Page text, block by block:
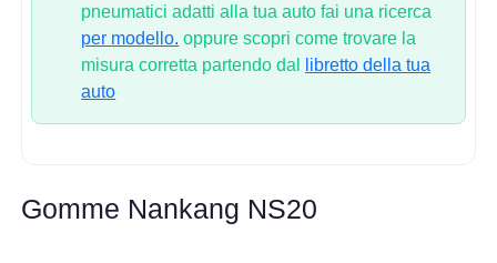
pneumatici adatti alla tua auto fai una ricerca
per modello. oppure scopri come trovare la
misura corretta partendo dal
libretto della tua
auto
Gomme Nankang NS20